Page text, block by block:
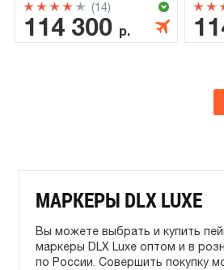
(14)
114 300 р.
МАРКЕРЫ DLX LUXE
Вы можете выбрать и купить
маркеры DLX Luxe оптом и в
по России. Совершить покупку